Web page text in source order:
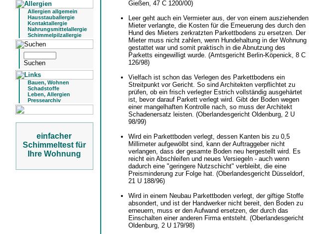
Allergien allgemein
Hausstauballergie
Kontaktallergie
Nahrungsmittelallergie
Schimmelpilzallergie
Bauen, Wohnen
Schadstoffe
Leben, Allergien
Pressearchiv
einfacher
Schimmeltest für
Ihre Wohnung
Gießen, 47 C 1200/00)
Leer geht auch ein Vermieter aus, der von einem ausziehenden
Mieter verlangte, die Kosten für die Erneuerung des durch den
Hund des Mieters zerkratzten Parkettbodens zu ersetzen. Der
Mieter muss nicht zahlen, wenn Hundehaltung in der Wohnung
gestattet war und somit praktisch in die Abnutzung des
Parketts eingewilligt wurde. (Amtsgericht Berlin-Köpenick, 8 C
126/98)
Vielfach ist schon das Verlegen des Parkettbodens ein
Streitpunkt vor Gericht. So sind Architekten verpflichtet zu
prüfen, ob ein frisch verlegter Estrich vollständig ausgehärtet
ist, bevor darauf Parkett verlegt wird. Gibt der Boden wegen
einer mangelhaften Kontrolle nach, so muss der Architekt
Schadenersatz leisten. (Oberlandesgericht Oldenburg, 2 U
98/99)
Wird ein Parkettboden verlegt, dessen Kanten bis zu 0,5
Millimeter aufgewölbt sind, kann der Auftraggeber nicht
verlangen, dass der gesamte Boden neu hergestellt wird. Es
reicht ein Abschleifen und neues Versiegeln - auch wenn
dadurch eine "geringere Nutzschicht" verbleibt, die eine
Preisminderung zur Folge hat. (Oberlandesgericht Düsseldorf,
21 U 188/96)
Wird in einem Neubau Parkettboden verlegt, der giftige Stoffe
absondert, und ist der Handwerker nicht bereit, den Boden zu
erneuern, muss er den Aufwand ersetzen, der durch das
Einschalten einer anderen Firma entsteht. (Oberlandesgericht
Oldenburg, 2 U 179/98)